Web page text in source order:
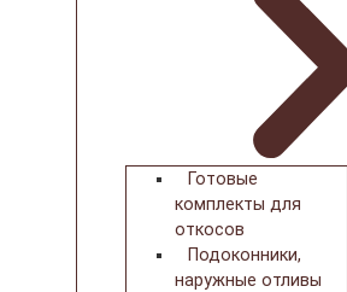
Готовые
комплекты для
откосов
Подоконники,
наружные отливы